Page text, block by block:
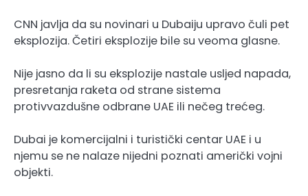
CNN javlja da su novinari u Dubaiju upravo čuli pet
eksplozija. Četiri eksplozije bile su veoma glasne.
Nije jasno da li su eksplozije nastale usljed napada,
presretanja raketa od strane sistema
protivvazdušne odbrane UAE ili nečeg trećeg.
Dubai je komercijalni i turistički centar UAE i u
njemu se ne nalaze nijedni poznati američki vojni
objekti.